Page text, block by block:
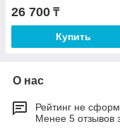
26 700 ₸
Купить
О нас
Рейтинг не
Менее 5 отзывов